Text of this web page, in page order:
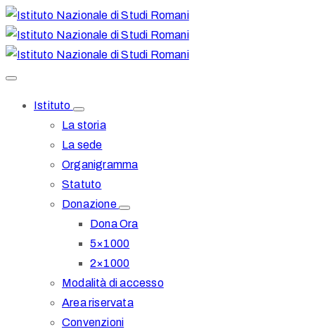
Istituto
La storia
La sede
Organigramma
Statuto
Donazione
Dona Ora
5×1000
2×1000
Modalità di accesso
Area riservata
Convenzioni